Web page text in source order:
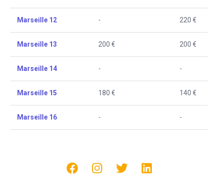
Marseille 12 - 220 €
Marseille 13 200 € 200 €
Marseille 14 - -
Marseille 15 180 € 140 €
Marseille 16 - -